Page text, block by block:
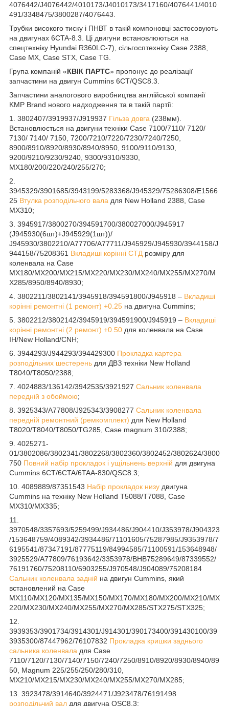
4076442/J4076442/4010173/J4010173/3417160/4076441/4010
491/3348475/3800287/4076443.
Трубки високого тиску і ПНВТ в такій компоновці застосовують
на двигунах 6CTA-8.3. Ці двигуни встановлюються на
спецтехніку Hyundai R360LC-7), сільгосптехніку Case 2388,
Case MX, Case STX, Case TG.
Група компаній «КВІК ПАРТС» пропонує до реалізації
запчастини на двигун Cummins 6CT/QSC8.3.
Запчастини аналогового виробництва англійської компанії
KMP Brand нового надходження та в такій партії:
1. 3802407/3919937/J919937 Гільза довга (238мм).
Встановлюється на двигуни техніки Case 7100/7110/ 7120/
7130/ 7140/ 7150, 7200/7210/7220/7230/7240/7250,
8900/8910/8920/8930/8940/8950, 9100/9110/9130,
9200/9210/9230/9240, 9300/9310/9330,
MX180/200/220/240/255/270;
2.
3945329/3901685/3943199/5283368/J945329/75286308/E1566
25 Втулка розподільчого вала для New Holland 2388, Case
MX310;
3. 3945917/3800270/394591700/380027000/J945917
(J945930(6шт)+J945929(1шт))/
J945930/3802210/A77706/A77711/J945929/J945930/3944158/J
944158/75208361 Вкладиші корінні СТДрозміру для
коленвала на Case
MX180/MX200/MX215/MX220/MX230/MX240/MX255/MX270/M
X285/8950/8940/8930;
4. 3802211/3802141/3945918/394591800/J945918 – Вкладиші
корінні ремонтні (1 ремонт) +0.25 на двигуна Cummins;
5. 3802212/3802142/3945919/394591900/J945919 – Вкладиші
корінні ремонтні (2 ремонт) +0.50 для коленвала на Case
IH/New Holland/CNH;
6. 3944293/J944293/394429300 Прокладка картера
розподільних шестерень для ДВЗ техніки New Holland
T8040/T8050/2388;
7. 4024883/136142/3942535/3921927 Сальник коленвала
передній з обоймою;
8. 3925343/A77808/J925343/3908277 Сальник коленвала
передній ремонтний (ремкомплект) для New Holland
T8020/T8040/T8050/TG285, Case magnum 310/2388;
9. 4025271-
01/3802086/3802341/3802268/3802360/3802452/3802624/3800
750 Повний набір прокладок і ущільнень верхній для двигуна
Cummins 6CT/6CTA/6TAA-830/QSC8.3;
10. 4089889/87351543 Набір прокладок низу двигуна
Cummins на техніку New Holland T5088/T7088, Case
MX310/MX335;
11.
3970548/3357693/5259499/J934486/J904410/J353978/J904323
/153648759/4089342/3934486/71101605/75287985/J9353978/7
6195541/87347191/87775119/84994585/71100591/153648948/
3925529/A77809/76193642/3353978/BHB75289649/87339552/
76191760/75208110/6903255/J970548/J904089/75208184
Сальник коленвала задній на двигун Cummins, який
встановлений на Case
MX110/MX120/MX135/MX150/MX170/MX180/MX200/MX210/MX
220/MX230/MX240/MX255/MX270/MX285/STX275/STX325;
12.
3939353/3901734/3914301/J914301/390173400/391430100/39
3935300/87447962/76107832 Прокладка кришки заднього
сальника коленвала для Case
7110/7120/7130/7140/7150/7240/7250/8910/8920/8930/8940/89
50, Magnum 225/255/250/280/310,
MX210/MX215/MX230/MX240/MX255/MX270/MX285;
13. 3923478/3914640/3924471/J923478/76191498
розподільчий вал для двигуна QSC8.3;